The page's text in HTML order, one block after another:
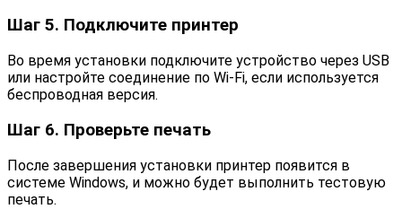
Шаг 5. Подключите принтер
Во время установки подключите устройство через USB
или настройте соединение по Wi-Fi, если используется
беспроводная версия.
Шаг 6. Проверьте печать
После завершения установки принтер появится в
системе Windows, и можно будет выполнить тестовую
печать.